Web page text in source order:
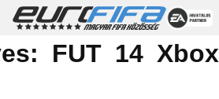
FUT 14 Xbox